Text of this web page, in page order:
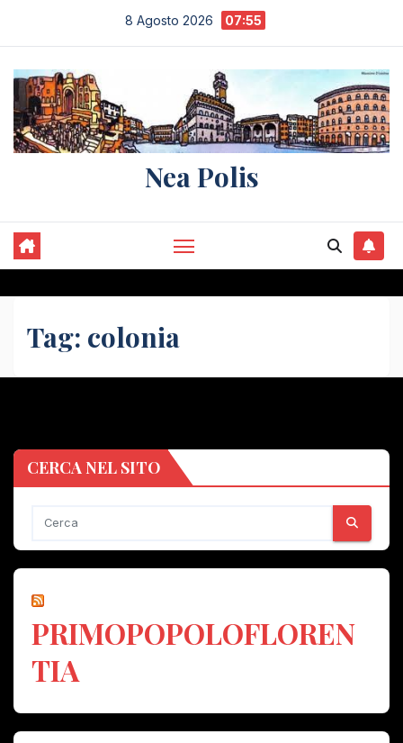
contenuto
8 Agosto 2026 07:55
Nea Polis
Tag: colonia
CERCA NEL SITO
PRIMOPOPOLOFLOREN
TIA